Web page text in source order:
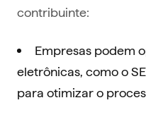
contribuinte:
Empresas podem
eletrônicas, como o
para otimizar o